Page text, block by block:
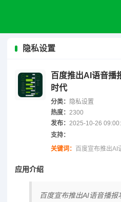
隐私设置
百度推出AI语音播
时代
分类： 隐私设置
热度： 2300
发布： 2025-10-26
支持：
关键词：
百度宣布推出AI
应用介绍
百度宣布推出AI语音播